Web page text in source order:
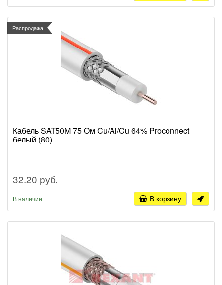
Распродажа
Кабель SAT50M 75 Ом Cu/Al/Cu 64% Proconnect
белый (80)
32.20 руб.
В наличии В корзину